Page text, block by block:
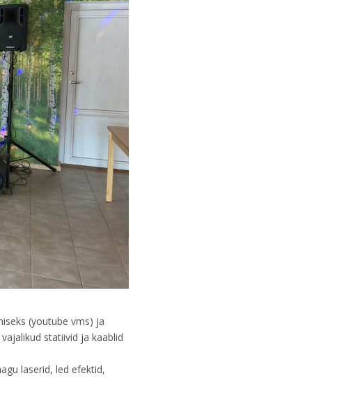
(youtube vms) ja
statiivid ja kaablid
laserid, led efektid,